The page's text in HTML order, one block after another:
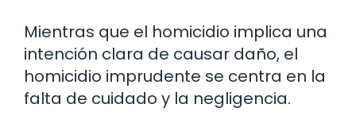
Mientras que el homicidio implica una
intención clara de causar daño, el
homicidio imprudente se centra en la
falta de cuidado y la negligencia.